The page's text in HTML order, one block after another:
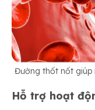
Đường thốt nốt giúp
Hỗ trợ hoạt